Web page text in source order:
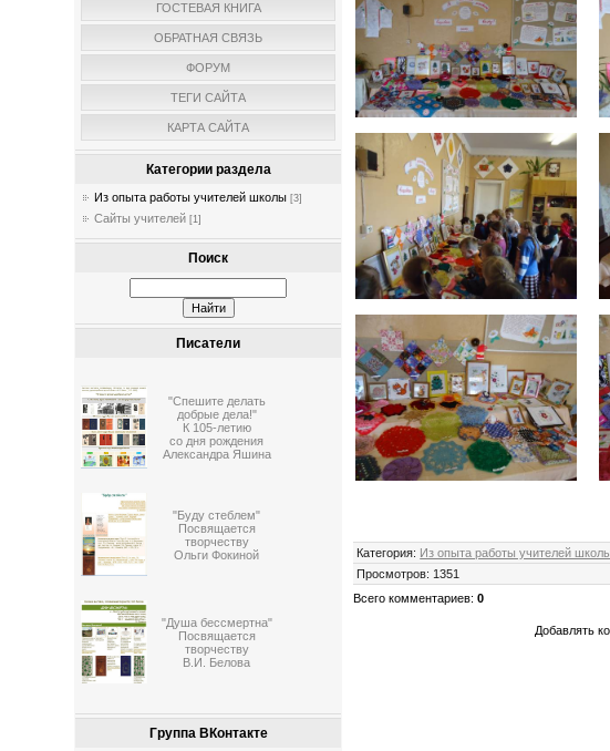
ГОСТЕВАЯ КНИГА
ОБРАТНАЯ СВЯЗЬ
ФОРУМ
ТЕГИ САЙТА
КАРТА САЙТА
Категории раздела
Из опыта работы учителей школы [3]
Сайты учителей [1]
Поиск
Писатели
"Спешите делать
добрые дела!"
К 105-летию
со дня рождения
Александра Яшина
"Буду стеблем"
Посвящается
творчеству
Ольги Фокиной
"Душа бессмертна"
Посвящается
творчеству
В.И. Белова
Группа ВКонтакте
Категория: Из опыта работы учителей школы
Просмотров: 1351
Всего комментариев:0
Добавлять